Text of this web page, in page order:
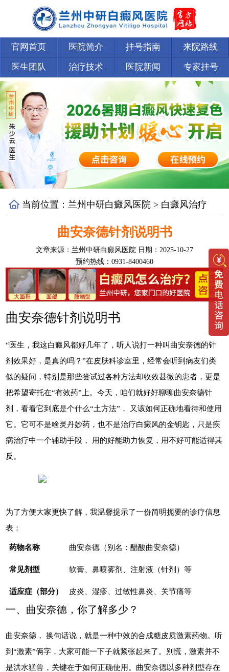
官网首页 医院简介 挂号指南 来院路线
医生团队 治疗技术 医院新闻 专家挂号
当前位置： 兰州中研白癜风医院 > 白癜风治疗
曲安奈德针剂说明书
文章来源： 兰州中研白癜风医院 日期：2025-10-27
预约热线：0931-8400460
曲安奈德针剂说明书
“医生，我这白癜风都好几年了，听人说打一种叫曲安奈德的针
剂效果好，是真的吗？”在皮肤科诊室里，经常会听到病友们类
似的疑问，特别是那些尝试过各种方法却收效甚微的患者，更是
把希望寄托在“有效药”上。今天，咱们就好好聊聊曲安奈德针
剂，看看它到底是个什么“土方法”， 又该如何正确地看待和使用
它。它可不是啥灵丹妙药，也不是治疗白癜风的金钥匙，只是疾
病治疗中一个辅助手段， 用的好能助力恢复，用不好可能适得其
反。
为了方便大家更快了解，我温馨提示了一份简明扼要的诊疗信息
表：
药物名称 曲安奈德（别名：醋酸曲安奈德）
常见剂型 软膏、鼻喷雾剂、注射液（针剂）等
适应症（部分） 皮炎、湿疹、过敏性鼻炎、关节痛等
一、曲安奈德，你了解多少？
曲安奈德， 换句话说，就是一种中效的合成糖皮质激素药物。听
到“激素”俩字，大家可能一下子就紧张起来了。别慌，激素并不
是洪水猛兽，关键在于如何正确使用。曲安奈德以多种剂型存在